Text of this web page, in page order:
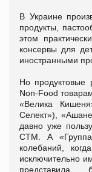
В Украине
продукты,
этом
консервы для
иностранными
Но продуктовые
Non-Food
«Велика
Селект»),
давно уже
СТМ. А «Группа
колебаний,
исключительно
представила